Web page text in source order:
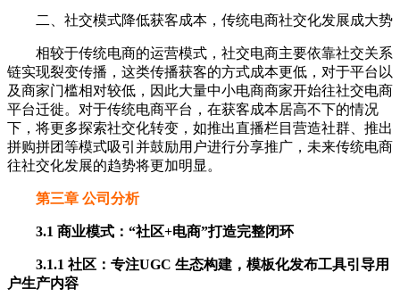
二、社交模式降低获客成本，传统电商社交化发展成大势
相较于传统电商的运营模式，社交电商主要依靠社交关系
链实现裂变传播，这类传播获客的方式成本更低，对于平台以
及商家门槛相对较低，因此大量中小电商商家开始往社交电商
平台迁徙。对于传统电商平台，在获客成本居高不下的情况
下，将更多探索社交化转变，如推出直播栏目营造社群、推出
拼购拼团等模式吸引并鼓励用户进行分享推广，未来传统电商
往社交化发展的趋势将更加明显。
第三章 公司分析
3.1 商业模式：“社区+电商”打造完整闭环
3.1.1 社区：专注UGC 生态构建，模板化发布工具引导用
户生产内容